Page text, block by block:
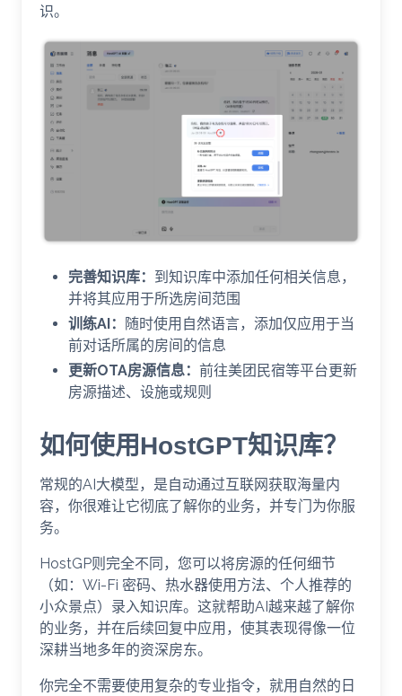
识。
完善知识库： 到知识库中添加任何相关信息，
并将其应用于所选房间范围
训练AI：
随时使用自然语言，添加仅应用于当
前对话所属的房间的信息
更新OTA房源信息： 前往美团民宿等平台更新
房源描述、设施或规则
如何使用HostGPT知识库？
常规的AI大模型，是自动通过互联网获取海量内
容，你很难让它彻底了解你的业务，并专门为你服
务。
HostGP则完全不同，您可以将房源的任何细节
（如：Wi-Fi 密码、热水器使用方法、个人推荐的
小众景点）录入知识库。这就帮助AI越来越了解你
的业务，并在后续回复中应用，使其表现得像一位
深耕当地多年的资深房东。
你完全不需要使用复杂的专业指令，就用自然的日